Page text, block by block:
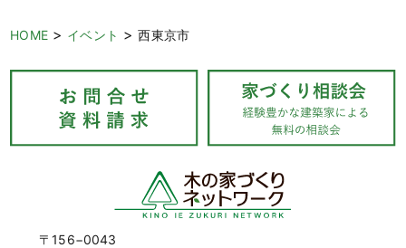
HOME> イベント >西東京市
〒156−0043